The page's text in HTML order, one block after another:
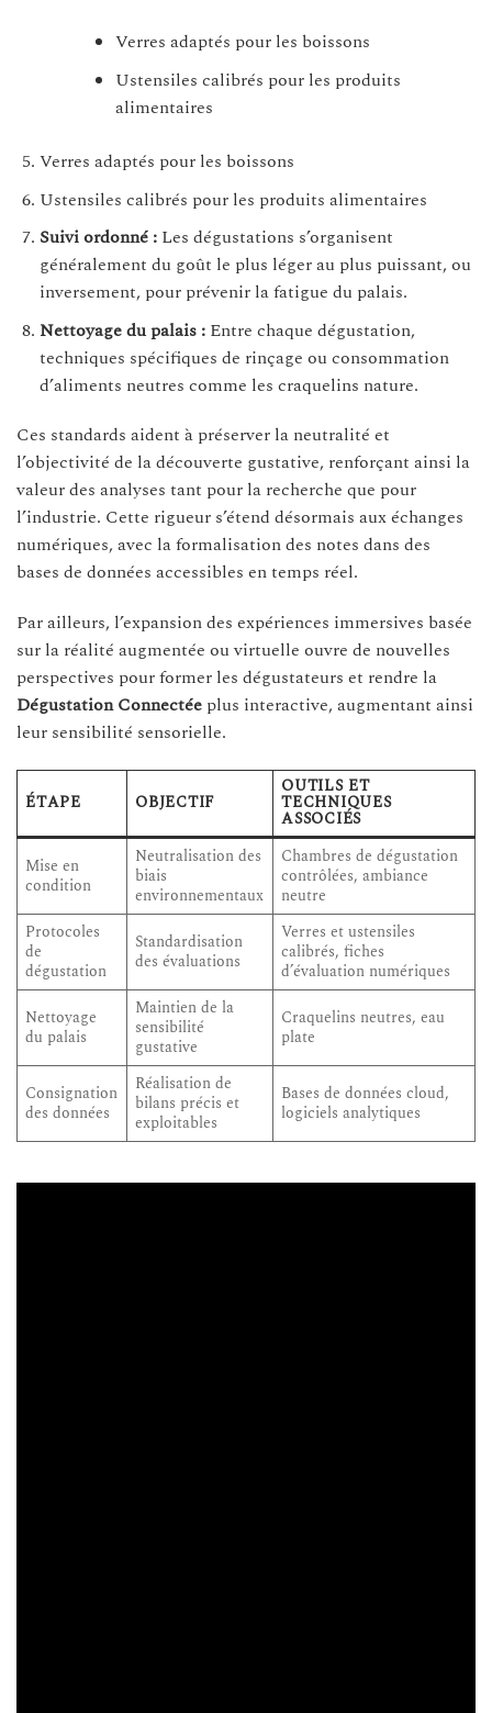
Verres adaptés pour les boissons
Ustensiles calibrés pour les produits
alimentaires
Verres adaptés pour les boissons
Ustensiles calibrés pour les produits alimentaires
Suivi ordonné :Les dégustations s’organisent
généralement du goût le plus léger au plus puissant, ou
inversement, pour prévenir la fatigue du palais.
Nettoyage du palais : Entre chaque dégustation,
techniques spécifiques de rinçage ou consommation
d’aliments neutres comme les craquelins nature.
Ces standards aident à préserver la neutralité et
l’objectivité de la découverte gustative, renforçant ainsi la
valeur des analyses tant pour la recherche que pour
l’industrie. Cette rigueur s’étend désormais aux échanges
numériques, avec la formalisation des notes dans des
bases de données accessibles en temps réel.
Par ailleurs, l’expansion des expériences immersives basée
sur la réalité augmentée ou virtuelle ouvre de nouvelles
perspectives pour former les dégustateurs et rendre la
Dégustation Connectée plus interactive, augmentant ainsi
leur sensibilité sensorielle.
ÉTAPE OBJECTIF
OUTILS ET
TECHNIQUES
ASSOCIÉS
Mise en
condition
Neutralisation des
biais
environnementaux
Chambres de dégustation
contrôlées, ambiance
neutre
Protocoles
de
dégustation
Standardisation
des évaluations
Verres et ustensiles
calibrés, fiches
d’évaluation numériques
Nettoyage
du palais
Maintien de la
sensibilité
gustative
Craquelins neutres, eau
plate
Consignation
des données
Réalisation de
bilans précis et
exploitables
Bases de données cloud,
logiciels analytiques